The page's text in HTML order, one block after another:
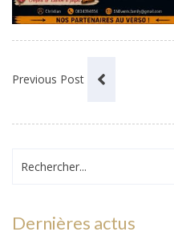
Previous Post
Dernières actus